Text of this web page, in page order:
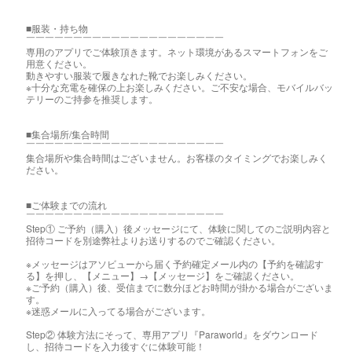
■服装・持ち物
￣￣￣￣￣￣￣￣￣￣￣￣￣￣￣￣￣￣￣￣￣
専用のアプリでご体験頂きます。ネット環境があるスマートフォンをご
用意ください。
動きやすい服装で履きなれた靴でお楽しみください。
※十分な充電を確保の上お楽しみください。ご不安な場合、モバイルバッ
テリーのご持参を推奨します。
■集合場所/集合時間
￣￣￣￣￣￣￣￣￣￣￣￣￣￣￣￣￣￣￣￣￣
集合場所や集合時間はございません。お客様のタイミングでお楽しみく
ださい。
■ご体験までの流れ
￣￣￣￣￣￣￣￣￣￣￣￣￣￣￣￣￣￣￣￣￣
Step① ご予約（購入）後メッセージにて、体験に関してのご説明内容と
招待コードを別途弊社よりお送りするのでご確認ください。
※メッセージはアソビューから届く予約確定メール内の【予約を確認す
る】を押し、【メニュー】→【メッセージ】をご確認ください。
※ご予約（購入）後、受信までに数分ほどお時間が掛かる場合がございま
す。
※迷惑メールに入ってる場合がございます。
Step② 体験方法にそって、専用アプリ『Paraworld』をダウンロード
し、招待コードを入力後すぐに体験可能！